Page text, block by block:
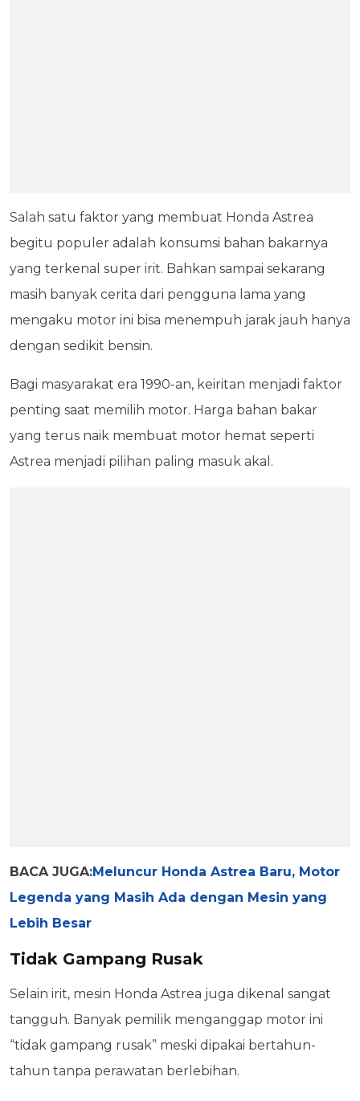
Salah satu faktor yang membuat Honda Astrea
begitu populer adalah konsumsi bahan bakarnya
yang terkenal super irit. Bahkan sampai sekarang
masih banyak cerita dari pengguna lama yang
mengaku motor ini bisa menempuh jarak jauh hanya
dengan sedikit bensin.
Bagi masyarakat era 1990-an, keiritan menjadi faktor
penting saat memilih motor. Harga bahan bakar
yang terus naik membuat motor hemat seperti
Astrea menjadi pilihan paling masuk akal.
BACA JUGA:Meluncur Honda Astrea Baru, Motor
Legenda yang Masih Ada dengan Mesin yang
Lebih Besar
Tidak Gampang Rusak
Selain irit, mesin Honda Astrea juga dikenal sangat
tangguh. Banyak pemilik menganggap motor ini
“tidak gampang rusak” meski dipakai bertahun-
tahun tanpa perawatan berlebihan.